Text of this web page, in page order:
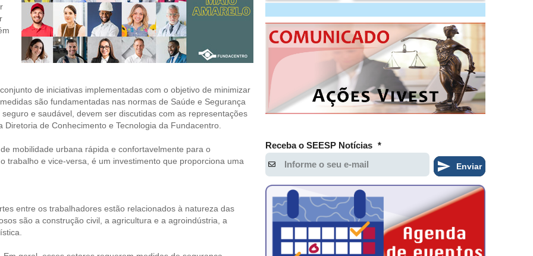
de iniciativas implementadas com o objetivo de minimizar
são fundamentadas nas normas de Saúde e Segurança
e saudável, devem ser discutidas com as representações
de Conhecimento e Tecnologia da Fundacentro.
mobilidade urbana rápida e confortavelmente para o
trabalho e vice-versa, é um investimento que proporciona uma
entre os trabalhadores estão relacionados à natureza das
são a construção civil, a agricultura e a agroindústria, a
Receba o SEESP Notícias *
Enviar